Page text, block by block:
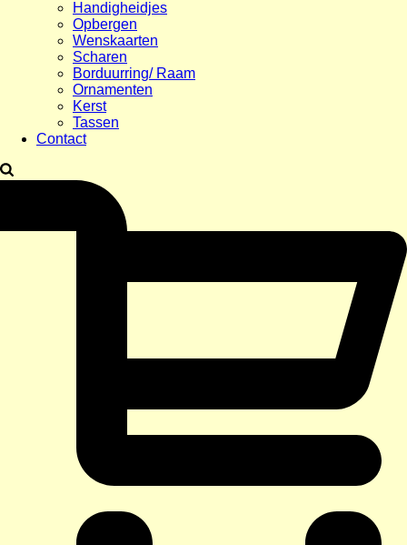
Handigheidjes
Opbergen
Wenskaarten
Scharen
Borduurring/ Raam
Ornamenten
Kerst
Tassen
Contact